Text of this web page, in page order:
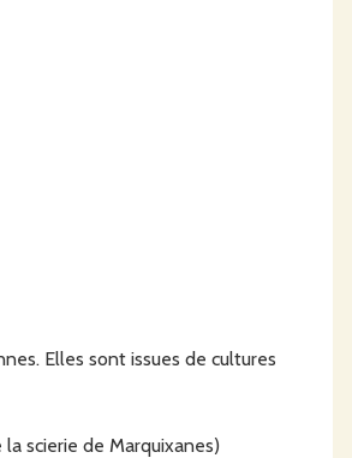
Elles sont issues de cultures
scierie de Marquixanes)